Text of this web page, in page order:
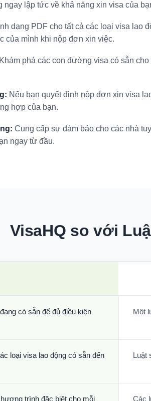
ngay lập tức về khả năng xin visa của
dạng PDF cho tất cả các loại visa lao
của mình khi nộp đơn xin việc.
Khám phá các con đường visa có sẵn
Nếu bạn quyết định nộp đơn xin visa
hợp của bạn.
Cung cấp sự đảm bảo cho các nhà
ngay từ đầu.
VisaHQ so với
có sẵn để đủ điều kiện
Một
loại visa lao động có sẵn đến
Luật
trình đặc biệt cho mỗi Các